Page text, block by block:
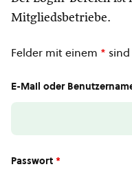
Mitgliedsbetriebe.
Felder mit einem *
E-Mail oder
Passwort *